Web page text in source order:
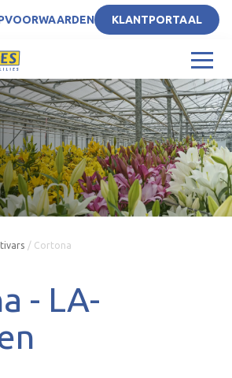
KLANTPORTAAL
/ Cortona
- LA-